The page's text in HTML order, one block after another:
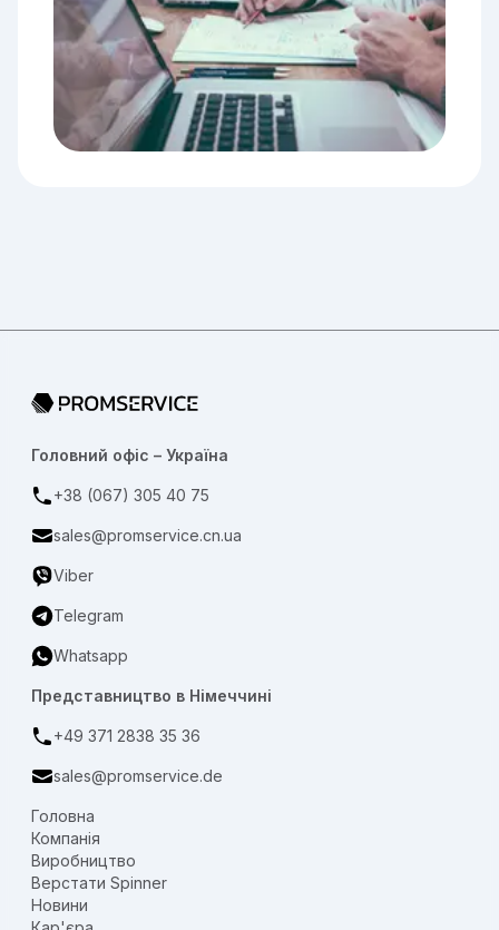
Перехід на головну сторінку
Головний офіс – Україна
+38 (067) 305 40 75
sales@promservice.cn.ua
Viber
Telegram
Whatsapp
Представництво в Німеччині
+49 371 2838 35 36
sales@promservice.de
Головна
Компанія
Виробництво
Верстати Spinner
Новини